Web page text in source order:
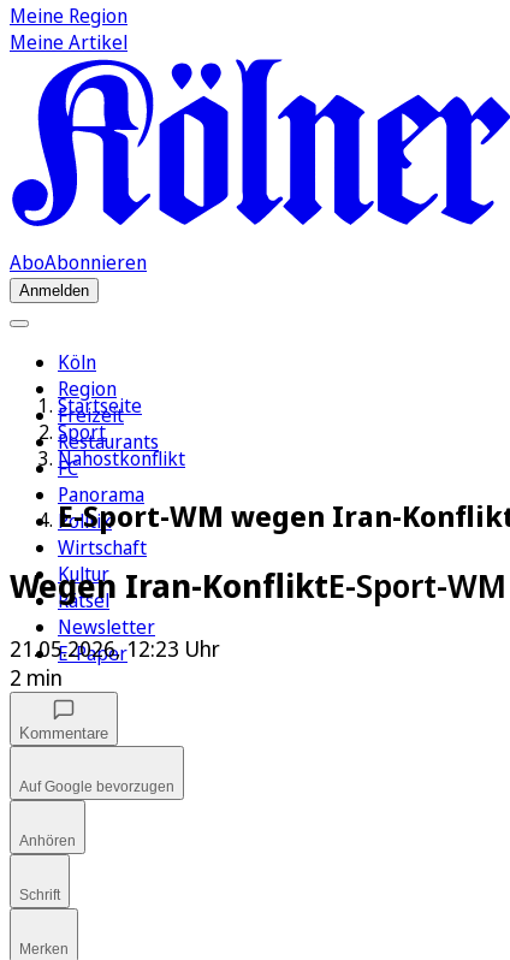
Meine Region
Meine Artikel
AboAbonnieren
Anmelden
Köln
Region
Freizeit
Restaurants
FC
Panorama
Politik
Wirtschaft
Kultur
Rätsel
Newsletter
E-Paper
Startseite
Sport
Nahostkonflikt
E-Sport-WM wegen Iran-
Wegen Iran-KonfliktE-Sport-
21.05.2026, 12:23 Uhr
2 min
Kommentare
Auf Google bevorzugen
Anhören
Schrift
Merken